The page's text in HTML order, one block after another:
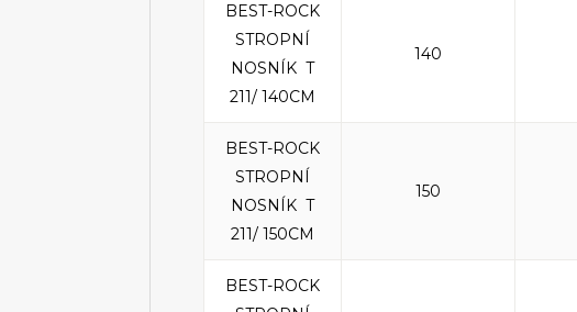
BEST-ROCK
STROPNÍ
NOSNÍK T
211/ 140CM
140
BEST-ROCK
STROPNÍ
NOSNÍK T
211/ 150CM
150
BEST-ROCK